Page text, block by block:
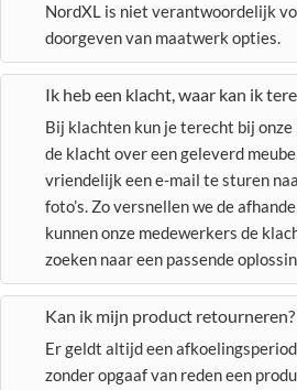
NordXL is niet verantwoordelijk
doorgeven van maatwerk opties.
Ik heb een klacht, waar kan ik
Bij klachten kun je terecht bij
de klacht over een geleverd
vriendelijk een e-mail te sturen
foto’s. Zo versnellen we de
kunnen onze medewerkers de
zoeken naar een passende
Kan ik mijn product retourneren?
Er geldt altijd een
zonder opgaaf van reden een